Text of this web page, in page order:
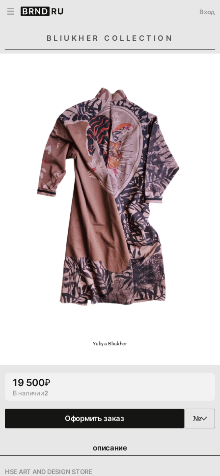
Вход
BLIUKHER COLLECTION
Yuliya Bliukher
19 500
В наличии2
Оформить заказ
описание
HSE ART AND DESIGN STORE